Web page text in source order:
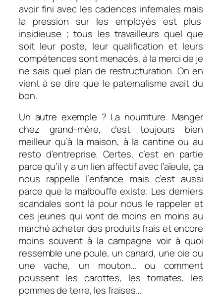
avoir fini avec les cadences infernales mais
la pression sur les employés est plus
insidieuse ; tous les travailleurs quel que
soit leur poste, leur qualification et leurs
compétences sont menacés, à la merci de je
ne sais quel plan de restructuration. On en
vient à se dire que le paternalisme avait du
bon.
Un autre exemple ? La nourriture. Manger
chez grand-mère, c’est toujours bien
meilleur qu’à la maison, à la cantine ou au
resto d’entreprise. Certes, c’est en partie
parce qu’il y a un lien affectif avec l’aïeule, ça
nous rappelle l’enfance mais c’est aussi
parce que la malbouffe existe. Les derniers
scandales sont là pour nous le rappeler et
ces jeunes qui vont de moins en moins au
marché acheter des produits frais et encore
moins souvent à la campagne voir à quoi
ressemble une poule, un canard, une oie ou
une vache, un mouton… ou comment
poussent les carottes, les tomates, les
pommes de terre, les fraises…